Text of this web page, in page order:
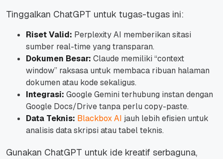
Tinggalkan ChatGPT untuk tugas-tugas ini:
Riset Valid: Perplexity AI memberikan sitasi
sumber real-time yang transparan.
Dokumen Besar: Claude memiliki “context
window” raksasa untuk membaca ribuan halaman
dokumen atau kode sekaligus.
Integrasi: Google Gemini terhubung instan dengan
Google Docs/Drive tanpa perlu copy-paste.
Data Teknis: Blackbox AI jauh lebih efisien untuk
analisis data skripsi atau tabel teknis.
Gunakan ChatGPT untuk ide kreatif serbaguna,